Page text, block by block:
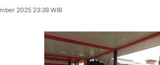
2025 23:39 WIB